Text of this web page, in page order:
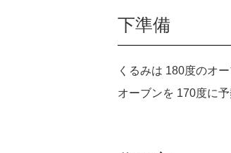
下準備
くるみは 180度のオ
オーブンを 170度に予